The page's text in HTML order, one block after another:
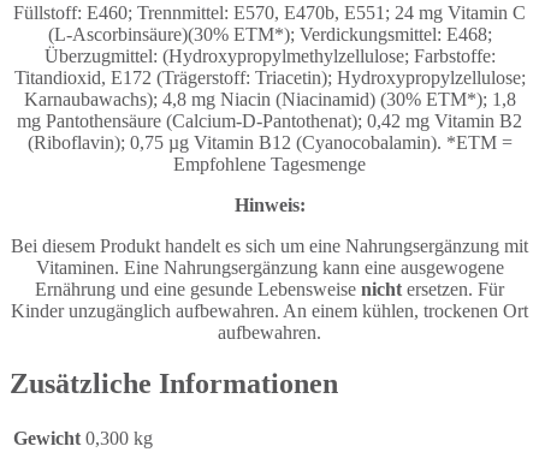
Füllstoff: E460; Trennmittel: E570, E470b, E551; 24 mg Vitamin C
(L-Ascorbinsäure)(30% ETM*); Verdickungsmittel: E468;
Überzugmittel: (Hydroxypropylmethylzellulose; Farbstoffe:
Titandioxid, E172 (Trägerstoff: Triacetin); Hydroxypropylzellulose;
Karnaubawachs); 4,8 mg Niacin (Niacinamid) (30% ETM*); 1,8
mg Pantothensäure (Calcium-D-Pantothenat); 0,42 mg Vitamin B2
(Riboflavin); 0,75 µg Vitamin B12 (Cyanocobalamin). *ETM =
Empfohlene Tagesmenge
Hinweis:
Bei diesem Produkt handelt es sich um eine Nahrungsergänzung mit
Vitaminen. Eine Nahrungsergänzung kann eine ausgewogene
Ernährung und eine gesunde Lebensweise nicht ersetzen. Für
Kinder unzugänglich aufbewahren. An einem kühlen, trockenen Ort
aufbewahren.
Zusätzliche Informationen
Gewicht 0,300 kg